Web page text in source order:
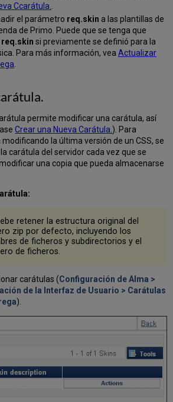
Ccarátula.
el parámetro req.skin a las plantillas de
de Primo. Puede que se tenga que
req.skin si previamente se definió para la
Para más información, vea Actualizar
.
permite modificar una carátula, así
Crear una Nueva Carátula.). Para
la última versión de un CSS, se
carátula del servidor cada vez que se
una copia que pueda almacenarse
retener la estructura original del
zip por defecto, incluyendo los
de ficheros y subdirectorios y el
de ficheros.
carátulas (Configuración de Alma >
de la Interfaz de Usuario > Carátulas
).